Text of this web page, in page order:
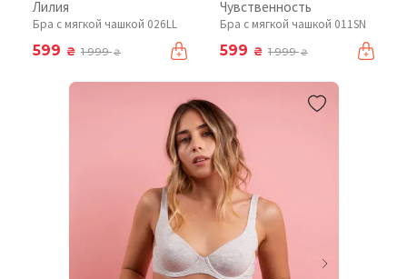
Лилия
Бра с мягкой чашкой 026LL
599 ₴ 1 999₴
Чувственность
Бра с мягкой чашкой 011SN
599 ₴ 1 999₴